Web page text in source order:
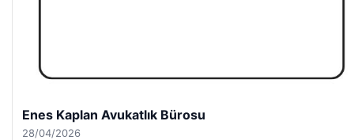
Enes Kaplan Avukatlık Bürosu
28/04/2026